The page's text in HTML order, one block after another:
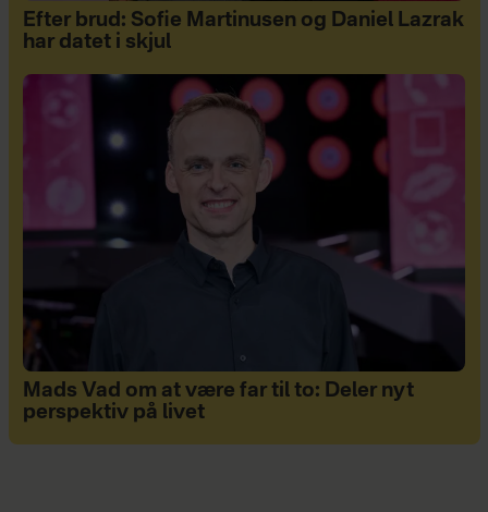
Efter brud: Sofie Martinusen og Daniel Lazrak
har datet i skjul
Mads Vad om at være far til to: Deler nyt
perspektiv på livet